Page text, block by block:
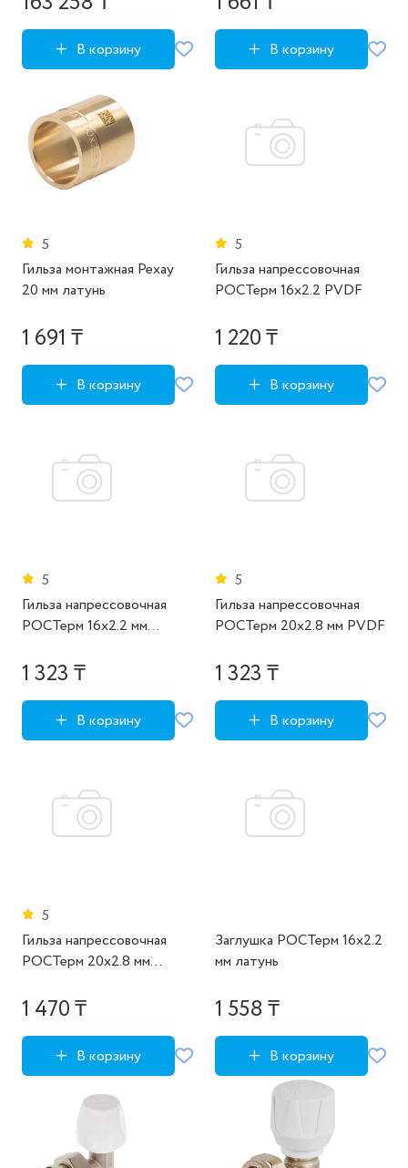
В корзину В корзину
5
Гильза монтажная Рехау
20 мм латунь
1 691 ₸
В корзину
5
Гильза напрессовочная
РОСТерм 16х2.2 PVDF
1 220 ₸
В корзину
5
Гильза напрессовочная
РОСТерм 16х2.2 мм
1 323 ₸
В корзину
5
Гильза напрессовочная
РОСТерм 20x2.8 мм PVDF
1 323 ₸
В корзину
5
Гильза напрессовочная
РОСТерм 20x2.8 мм
1 470 ₸
В корзину
Заглушка РОСТерм 16x2.2
мм латунь
1 558 ₸
В корзину